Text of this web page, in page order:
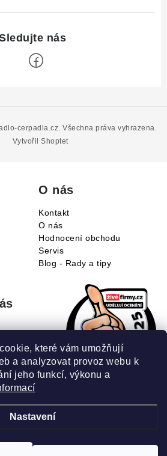
které vám umožňují
a analyzovat provoz webu k
jeho funkcí, výkonu a
Nastavení
Vytvořil Shoptet
cerpadla.cz. Všechna práva vyhrazena.
O nás
Kontakt
O nás
Hodnocení obchodu
Servis
Blog - Rady a tipy
našeho eshopu: